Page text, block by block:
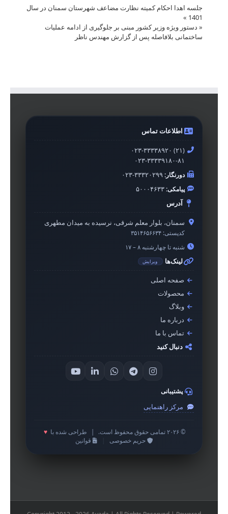
جلسه اهدا احکام کمیته نظارت مضاعف شهرستان سمنان در سال
1401
»
« دستور ویژه وزیر کشور مبنی بر جلوگیری از ادامه عملیات
ساختمانی بلافاصله پس از گزارش مهندس ناظر
اطلاعات تماس
۰۲۳-۳۳۳۳۸۹۲۰ (۲۱)
۰۲۳-۳۳۳۳۹۱۸۰-۸۱
دورنگار:۰۲۳-۳۳۳۲۰۲۹۹
پیامکی:۵۰۰۰۴۶۳۳
آدرس
سمنان، بلوار معلم شرقی، نرسیده به میدان مطهری
کدپستی: ۳۵۱۴۶۵۶۶۳۴
شنبه تا چهارشنبه ۸ – ۱۷
لینک‌ها ویرایش
صفحه اصلی
محصولات
وبلاگ
درباره ما
تماس با ما
دنبال کنید
پشتیبانی
مرکز راهنمایی
© ۲۰۲۶ تمامی حقوق محفوظ است. طراحی شده با ♥
حریم خصوصی
قوانین